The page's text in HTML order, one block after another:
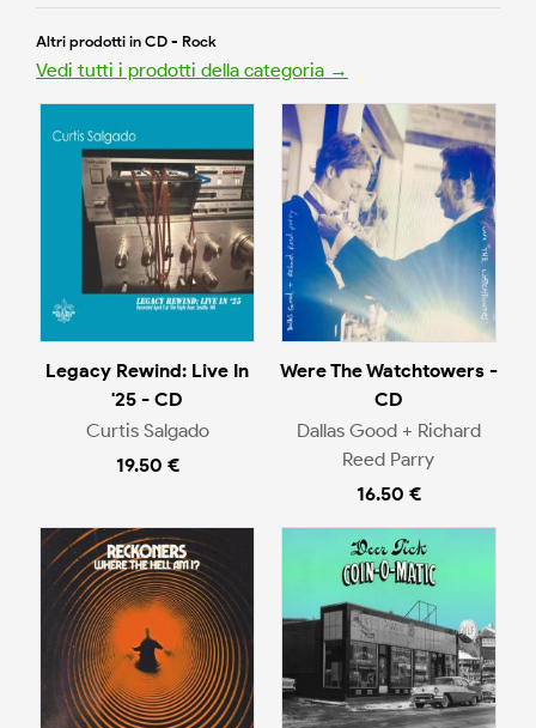
Altri prodotti in CD - Rock
Vedi tutti i prodotti della categoria →
Legacy Rewind: Live In
'25 - CD
Curtis Salgado
19.50 €
Were The Watchtowers -
CD
Dallas Good + Richard
Reed Parry
16.50 €